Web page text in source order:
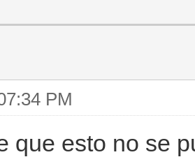
PM
que esto no se